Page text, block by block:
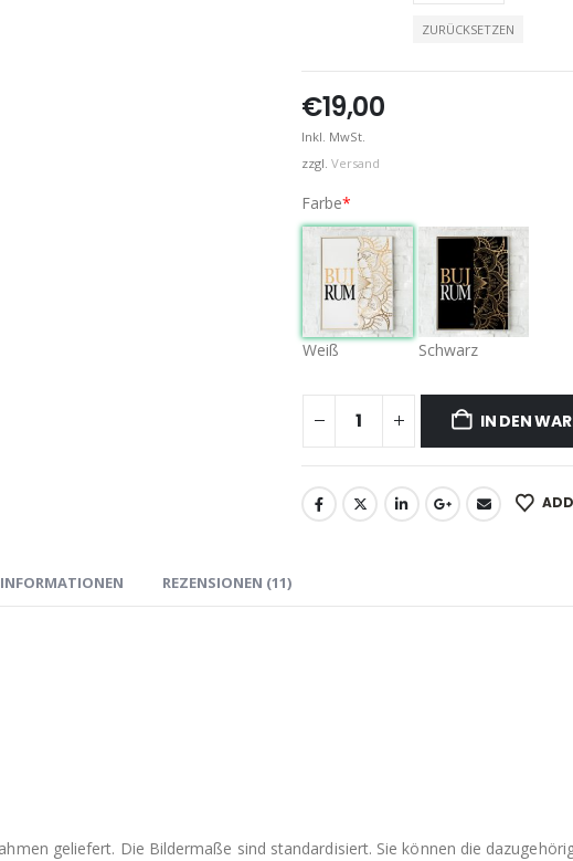
ZURÜCKSETZEN
€19,00
Inkl. MwSt.
zzgl. Versand
Farbe*
Weiß Schwarz
IN DEN
REZENSIONEN (11)
geliefert. Die Bildermaße sind standardisiert. Sie können die